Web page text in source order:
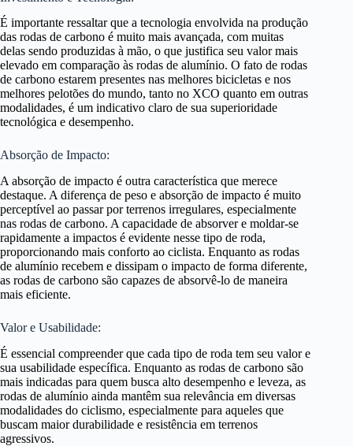
É importante ressaltar que a tecnologia envolvida na produção
das rodas de carbono é muito mais avançada, com muitas
delas sendo produzidas à mão, o que justifica seu valor mais
elevado em comparação às rodas de alumínio. O fato de rodas
de carbono estarem presentes nas melhores bicicletas e nos
melhores pelotões do mundo, tanto no XCO quanto em outras
modalidades, é um indicativo claro de sua superioridade
tecnológica e desempenho.
Absorção de Impacto:
A absorção de impacto é outra característica que merece
destaque. A diferença de peso e absorção de impacto é muito
perceptível ao passar por terrenos irregulares, especialmente
nas rodas de carbono. A capacidade de absorver e moldar-se
rapidamente a impactos é evidente nesse tipo de roda,
proporcionando mais conforto ao ciclista. Enquanto as rodas
de alumínio recebem e dissipam o impacto de forma diferente,
as rodas de carbono são capazes de absorvê-lo de maneira
mais eficiente.
Valor e Usabilidade:
É essencial compreender que cada tipo de roda tem seu valor e
sua usabilidade específica. Enquanto as rodas de carbono são
mais indicadas para quem busca alto desempenho e leveza, as
rodas de alumínio ainda mantêm sua relevância em diversas
modalidades do ciclismo, especialmente para aqueles que
buscam maior durabilidade e resistência em terrenos
agressivos.